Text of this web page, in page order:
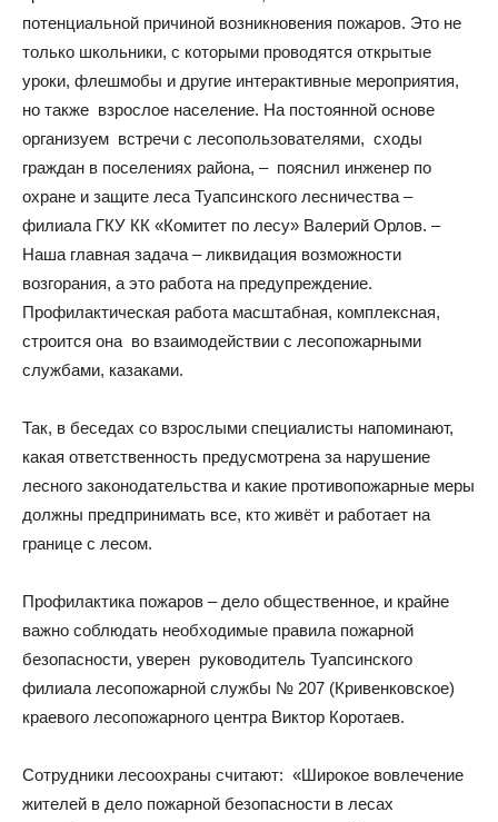
потенциальной причиной возникновения пожаров. Это не
только школьники, с которыми проводятся открытые
уроки, флешмобы и другие интерактивные мероприятия,
но также взрослое население. На постоянной основе
организуем встречи с лесопользователями, сходы
граждан в поселениях района, – пояснил инженер по
охране и защите леса Туапсинского лесничества –
филиала ГКУ КК «Комитет по лесу» Валерий Орлов. –
Наша главная задача – ликвидация возможности
возгорания, а это работа на предупреждение.
Профилактическая работа масштабная, комплексная,
строится она во взаимодействии с лесопожарными
службами, казаками.
Так, в беседах со взрослыми специалисты напоминают,
какая ответственность предусмотрена за нарушение
лесного законодательства и какие противопожарные меры
должны предпринимать все, кто живёт и работает на
границе с лесом.
Профилактика пожаров – дело общественное, и крайне
важно соблюдать необходимые правила пожарной
безопасности, уверен руководитель Туапсинского
филиала лесопожарной службы № 207 (Кривенковское)
краевого лесопожарного центра Виктор Коротаев.
Сотрудники лесоохраны считают: «Широкое вовлечение
жителей в дело пожарной безопасности в лесах